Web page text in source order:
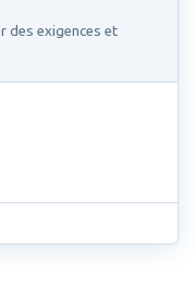
des exigences et